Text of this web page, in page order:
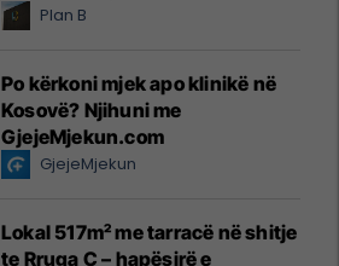
Plan B
Po kërkoni mjek apo klinikë në
Kosovë? Njihuni me
GjejeMjekun.com
GjejeMjekun
Lokal 517m² me tarracë në shitje
te Rruga C – hapësirë e